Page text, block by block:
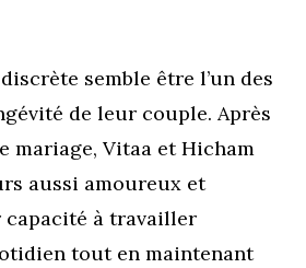
semble être l’un des
de leur couple. Après
mariage, Vitaa et Hicham
aussi amoureux et
capacité à travailler
tout en maintenant